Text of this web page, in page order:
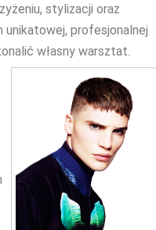
stylizacji oraz
profesjonalnej
własny warsztat.